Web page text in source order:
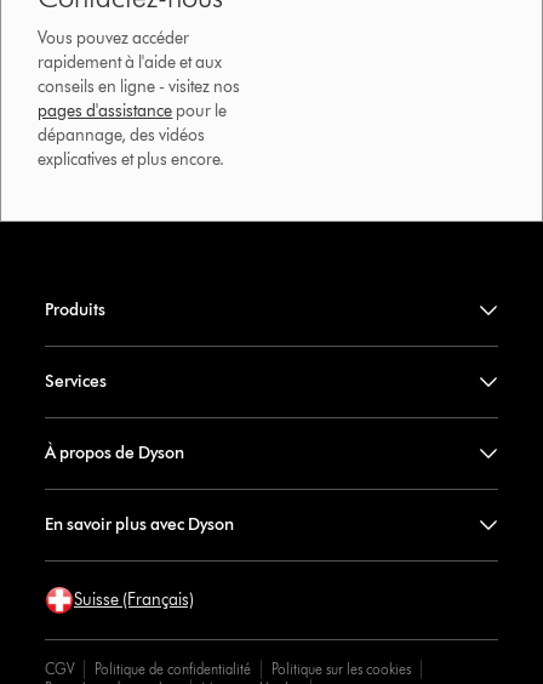
Vous pouvez accéder
rapidement à l'aide et aux
conseils en ligne - visitez nos
pages d'assistance pour le
dépannage, des vidéos
explicatives et plus encore.
Produits
Services
À propos de Dyson
En savoir plus avec Dyson
Suisse (Français)
CGV Politique de confidentialité
Politique sur les cookies